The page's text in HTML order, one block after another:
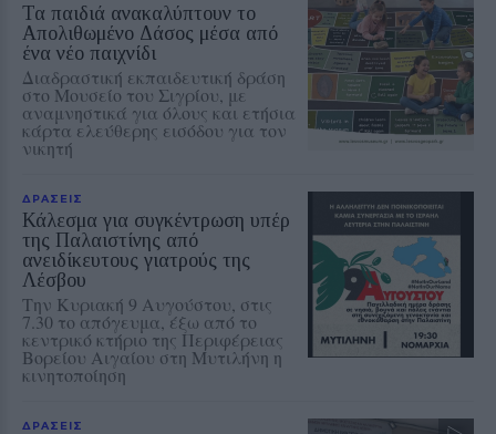
Τα παιδιά ανακαλύπτουν το
Απολιθωμένο Δάσος μέσα από
ένα νέο παιχνίδι
Διαδραστική εκπαιδευτική δράση
στο Μουσείο του Σιγρίου, με
αναμνηστικά για όλους και ετήσια
κάρτα ελεύθερης εισόδου για τον
νικητή
ΔΡΑΣΕΙΣ
Κάλεσμα για συγκέντρωση υπέρ
της Παλαιστίνης από
ανειδίκευτους γιατρούς της
Λέσβου
Την Κυριακή 9 Αυγούστου, στις
7.30 το απόγευμα, έξω από το
κεντρικό κτήριο της Περιφέρειας
Βορείου Αιγαίου στη Μυτιλήνη η
κινητοποίηση
ΔΡΑΣΕΙΣ